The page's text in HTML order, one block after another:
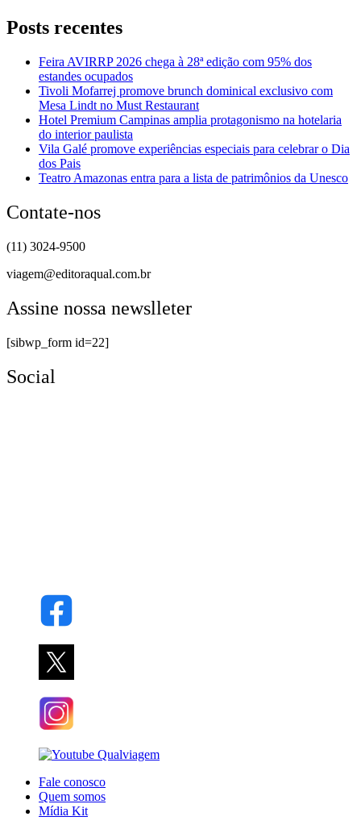
Posts recentes
Feira AVIRRP 2026 chega à 28ª edição com 95% dos
estandes ocupados
Tivoli Mofarrej promove brunch dominical exclusivo com
Mesa Lindt no Must Restaurant
Hotel Premium Campinas amplia protagonismo na hotelaria
do interior paulista
Vila Galé promove experiências especiais para celebrar o Dia
dos Pais
Teatro Amazonas entra para a lista de patrimônios da Unesco
Contate-nos
(11) 3024-9500
viagem@editoraqual.com.br
Assine nossa newslleter
[sibwp_form id=22]
Social
Fale conosco
Quem somos
Mídia Kit